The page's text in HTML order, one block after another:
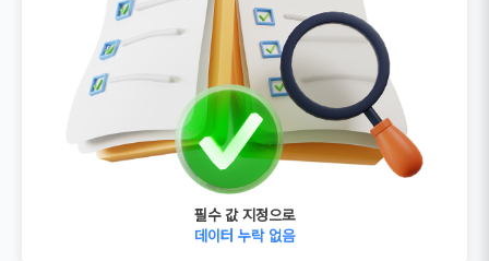
필수 값 지정으로
데이터 누락 없음